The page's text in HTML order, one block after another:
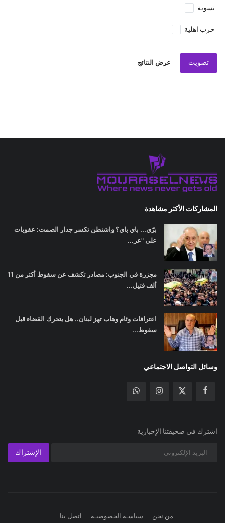
تسوية
حرب اهلية
تصويت عرض النتائج
المشاركات الأكثر مشاهدة
برّي... باي باي؟ واشنطن تكسر جدار الصمت: عقوبات
على "عر...
مجزرة في الجنوب: مصادر تكشف عن سقوط أكثر من 11
ألف قتيل...
اعترافات وئام وهاب تهز لبنان.. هل يتحرك القضاء قبل
سقوط...
وسائل التواصل الاجتماعي
اشترك في صحيفتنا الإخبارية
الإشتراك
من نحن سياسـة الخصوصيـة اتصل بنا